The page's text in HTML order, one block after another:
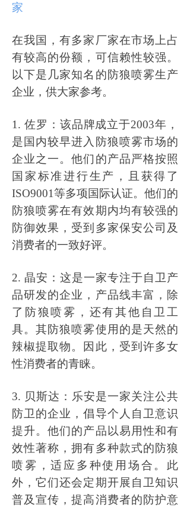
家
在我国，有多家厂家在市场上占
有较高的份额，可信赖性较强。
以下是几家知名的防狼喷雾生产
企业，供大家参考。
1. 佐罗：该品牌成立于2003年，
是国内较早进入防狼喷雾市场的
企业之一。他们的产品严格按照
国家标准进行生产，且获得了
ISO9001等多项国际认证。他们的
防狼喷雾在有效期内均有较强的
防御效果，受到多家保安公司及
消费者的一致好评。
2. 晶安：这是一家专注于自卫产
品研发的企业，产品线丰富，除
了防狼喷雾，还有其他自卫工
具。其防狼喷雾使用的是天然的
辣椒提取物。因此，受到许多女
性消费者的青睐。
3. 贝斯达：乐安是一家关注公共
防卫的企业，倡导个人自卫意识
提升。他们的产品以易用性和有
效性著称，拥有多种款式的防狼
喷雾，适应多种使用场合。此
外，它们还会定期开展自卫知识
普及宣传，提高消费者的防护意